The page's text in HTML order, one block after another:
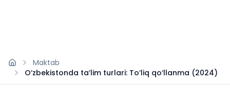
Maktab
O‘zbekistonda ta’lim turlari: To‘liq qo‘llanma (2024)